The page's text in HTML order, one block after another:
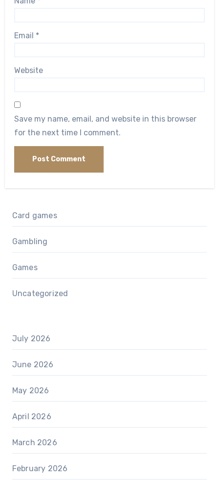
Email *
Website
Save my name, email, and website in this browser
for the next time I comment.
Card games
Gambling
Games
Uncategorized
July 2026
June 2026
May 2026
April 2026
March 2026
February 2026